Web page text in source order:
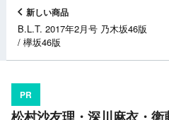
新しい商品
B.L.T. 2017年2月号 乃木坂46版
/ 欅坂46版
PR